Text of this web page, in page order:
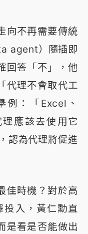
向不再需要傳統
agent）隨插即
回答「不」，他
代理不會取代工
例：「Excel、
應該去使用它
認為代理將促進
佳時機？對於高
投入，黃仁勳直
是看是否能做出